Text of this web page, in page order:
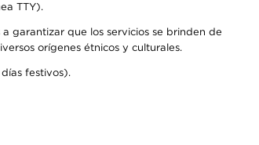
TTY).
garantizar que los servicios se brinden de
orígenes étnicos y culturales.
festivos).